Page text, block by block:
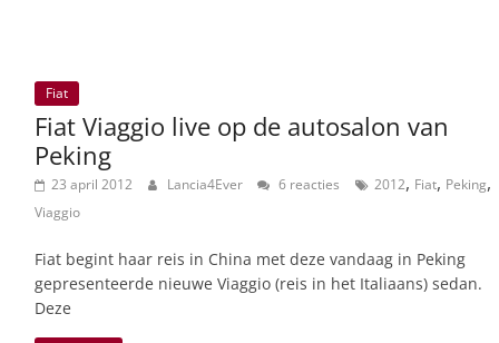
Fiat
Fiat Viaggio live op de autosalon van
Peking
23 april 2012 Lancia4Ever 6 reacties 2012, Fiat, Peking,
Viaggio
Fiat begint haar reis in China met deze vandaag in Peking
gepresenteerde nieuwe Viaggio (reis in het Italiaans) sedan.
Deze